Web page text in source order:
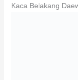
Kaca Belakang